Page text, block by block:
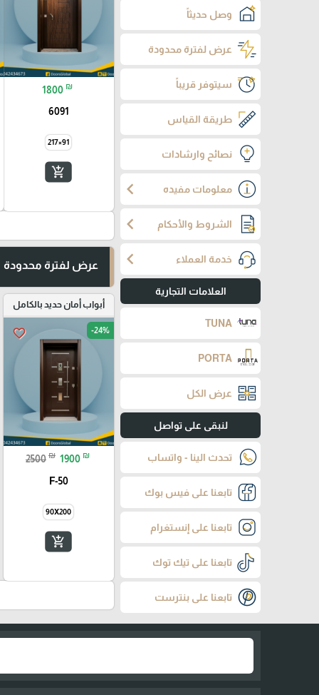
وصل حديثاً
عرض لفترة محدودة
سيتوفر قريباً
طريقة القياس
نصائح وارشادات
معلومات مفيده chevron_left
الشروط والأحكام chevron_left
خدمة العملاء chevron_left
العلامات التجارية
TUNA
PORTA
عرض الكل
لنبقى على تواصل
تحدث الينا - واتساب
تابعنا على فيس بوك
تابعنا على إنستغرام
تابعنا على تيك توك
تابعنا على بنترست
1800 ₪
6091
91×217
add_shopping_cart
عرض لفترة محدودة
أبواب أمان حديد بالكامل
favorite_border -24%
2500 ₪ 1900 ₪
F-50
90X200
add_shopping_cart